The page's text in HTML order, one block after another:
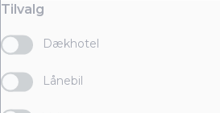
Tilvalg
Dækhotel
Lånebil